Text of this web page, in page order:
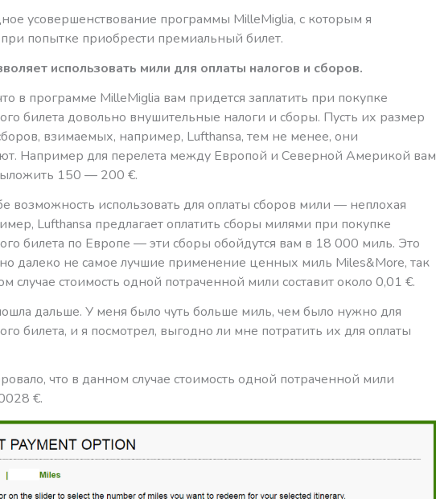
усовершенствование программы MilleMiglia, с которым я
при попытке приобрести премиальный билет.
использовать мили для оплаты налогов и сборов.
в программе MilleMiglia вам придется заплатить при покупке
билета довольно внушительные налоги и сборы. Пусть их размер
взимаемых, например, Lufthansa, тем не менее, они
Например для перелета между Европой и Северной Америкой вам
150 — 200 €.
возможность использовать для оплаты сборов мили — неплохая
Lufthansa предлагает оплатить сборы милями при покупке
билета по Европе — эти сборы обойдутся вам в 18 000 миль. Это
далеко не самое лучшие применение ценных миль Miles&More, так
случае стоимость одной потраченной мили составит около 0,01 €.
дальше. У меня было чуть больше миль, чем было нужно для
билета, и я посмотрел, выгодно ли мне потратить их для оплаты
что в данном случае стоимость одной потраченной мили
€.